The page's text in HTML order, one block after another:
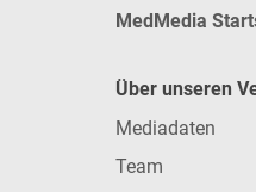
MedMedia
Über unseren
Mediadaten
Team